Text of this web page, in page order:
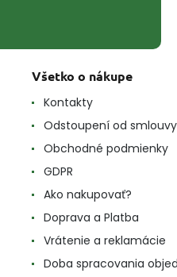
Všetko o nákupe
Kontakty
Odstoupení od smlouvy
Obchodné podmienky
GDPR
Ako nakupovať?
Doprava a Platba
Vrátenie a reklamácie
Doba spracovania